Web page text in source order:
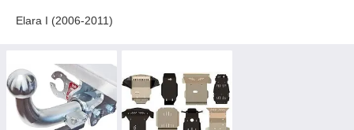
Elara I (2006-2011)